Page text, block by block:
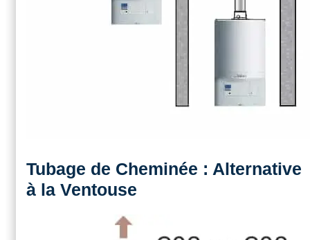
Tubage de Cheminée : Alternative
à la Ventouse